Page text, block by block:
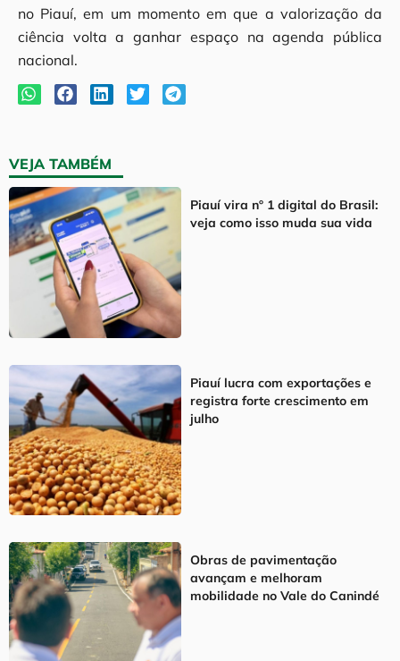
no Piauí, em um momento em que a valorização da
ciência volta a ganhar espaço na agenda pública
nacional.
VEJA TAMBÉM
Piauí vira nº 1 digital do Brasil:
veja como isso muda sua vida
Piauí lucra com exportações e
registra forte crescimento em
julho
Obras de pavimentação
avançam e melhoram
mobilidade no Vale do Canindé